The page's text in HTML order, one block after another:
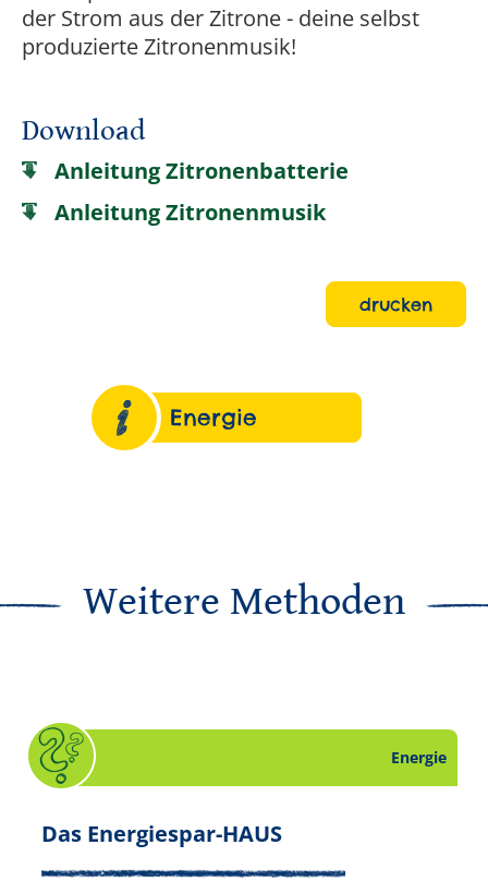
der Strom aus der Zitrone - deine selbst
produzierte Zitronenmusik!
Download
Anleitung Zitronenbatterie
Anleitung Zitronenmusik
drucken
Energie
Weitere Methoden
Thema Energie. Slide 15 von 16.
Energie
Das Energiespar-HAUS. Quiz zum Thema